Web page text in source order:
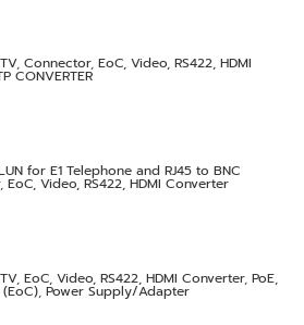
,Connector,EoC, Video, RS422, HDMI
CONVERTER
for E1 Telephone and RJ45 to BNC
,EoC, Video, RS422, HDMI Converter
,EoC, Video, RS422, HDMI Converter,PoE,
(EoC),Power Supply/Adapter